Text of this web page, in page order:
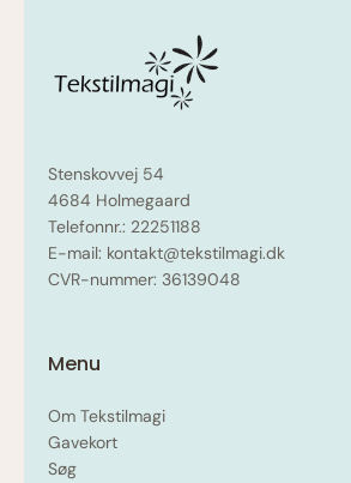
Stenskovvej 54
4684 Holmegaard
Telefonnr.: 22251188
E-mail: kontakt@tekstilmagi.dk
CVR-nummer: 36139048
Menu
Om Tekstilmagi
Gavekort
Søg